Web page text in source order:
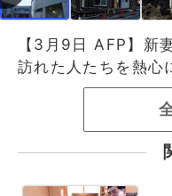
【3月9日 AFP】新
訪れた人たちを熱心